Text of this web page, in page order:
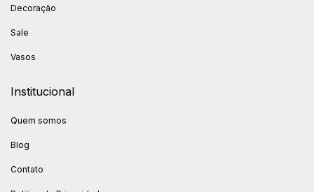
Decoração
Sale
Vasos
Institucional
Quem somos
Blog
Contato